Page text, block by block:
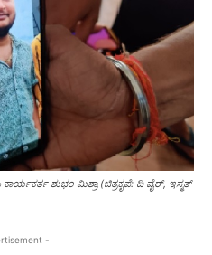
ಶುಭಂ ಮಿಶ್ರಾ (ಚಿತ್ರಕೃಪೆ: ದಿ ವೈರ್‌, ಇಸ್ಮತ್‌
-